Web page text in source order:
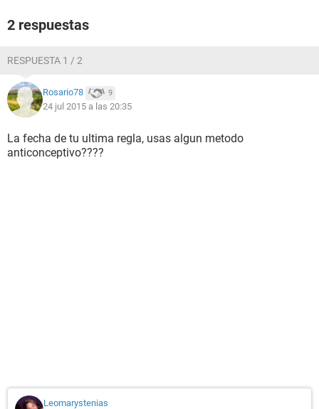
2 respuestas
RESPUESTA 1 / 2
Rosario78 9
24 jul 2015 a las 20:35
La fecha de tu ultima regla, usas algun metodo
anticonceptivo????
Leomarystenias